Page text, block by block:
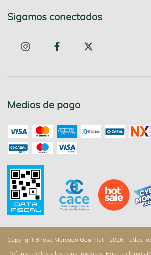
Sigamos conectados
Medios de pago
Copyright Briosa Mercado Gourmet - 2026. Todos